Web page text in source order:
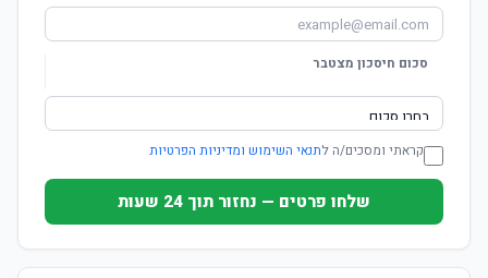
סכום חיסכון מצטבר
קראתי ומסכים/ה לתנאי השימוש ומדיניות הפרטיות
שלחו פרטים — נחזור תוך 24 שעות